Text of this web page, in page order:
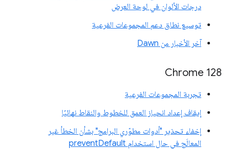
درجات الألوان في لوحة العرض
توسيع نطاق دعم المجموعات الفرعية
آخر الأخبار من Dawn
‫Chrome 128
تجربة المجموعات الفرعية
إيقاف إعداد انحياز العمق للخطوط والنقاط نهائيًا
إخفاء تحذير "أدوات مطوّري البرامج" بشأن الخطأ غير
المعالَج في حال استخدام preventDefault